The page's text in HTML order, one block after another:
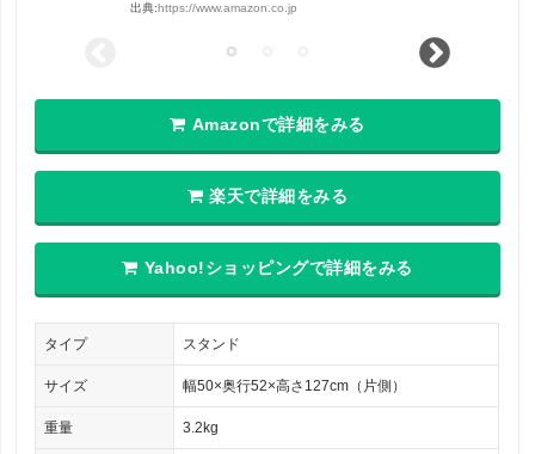
出典: https://www.amazon.co.jp
Amazonで詳細をみる
楽天で詳細をみる
Yahoo!ショッピングで詳細をみる
タイプ スタンド
サイズ 幅50×奥行52×高さ127cm（片側）
重量 3.2kg